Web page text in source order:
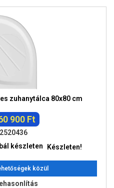
zuhanytálca 80x80 cm
900 Ft
Készleten!
közül